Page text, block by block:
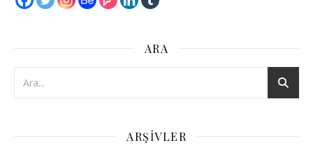
ARA
ARŞIVLER